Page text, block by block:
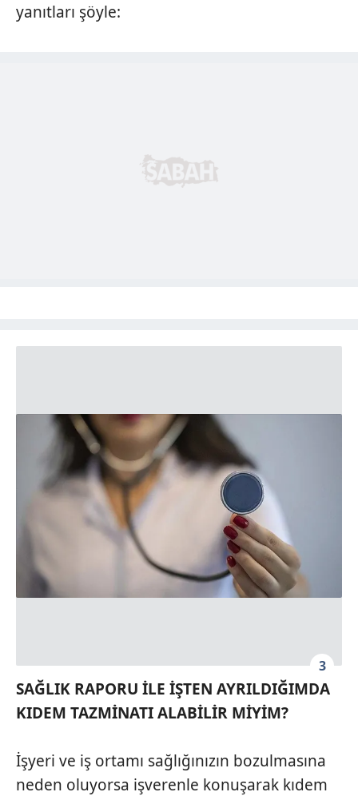
yanıtları şöyle:
3
SAĞLIK RAPORU İLE İŞTEN AYRILDIĞIMDA
KIDEM TAZMİNATI ALABİLİR MİYİM?
İşyeri ve iş ortamı sağlığınızın bozulmasına
neden oluyorsa işverenle konuşarak kıdem